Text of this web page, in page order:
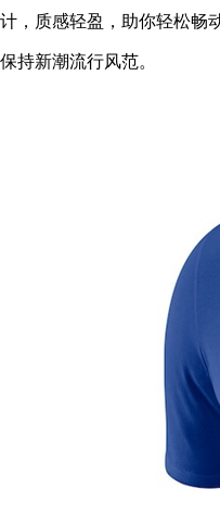
，质感轻盈，助你轻松畅动
持新潮流行风范。